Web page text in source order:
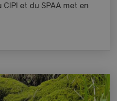
et du SPAA met en